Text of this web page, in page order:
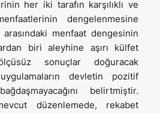
her iki tarafın karşılıklı ve
dengelenmesine
arasındaki menfaat dengesinin
biri aleyhine aşırı külfet
sonuçlar doğuracak
devletin pozitif
belirtmiştir.
düzenlemede, rekabet